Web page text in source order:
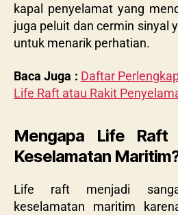
kapal penyelamat yang
juga peluit dan cermin sinyal
untuk menarik perhatian.
Baca Juga : Daftar
Life Raft atau Rakit
Mengapa Life Raft
Keselamatan
Life raft menjadi
keselamatan maritim